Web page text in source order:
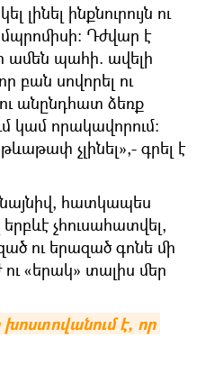
լինել ինքնուրույն ու
Դժվար է
ամեն պահի. ավելի
բան սովորել ու
անընդհատ ձեռք
կամ որակավորում:
չլինել»,- գրել է
հատկապես
չհուսահատվել,
ու երազած գոնե մի
«երակ» տալիս մեր
է, որ